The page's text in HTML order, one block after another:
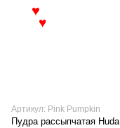
Артикул: Pink Pumpkin
Пудра рассыпчатая Huda
♥
♥